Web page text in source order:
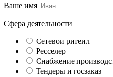
Ваше имя
Сфера деятельности
Сетевой ритейл
Ресселер
Снабжение
Тендеры и госзаказ